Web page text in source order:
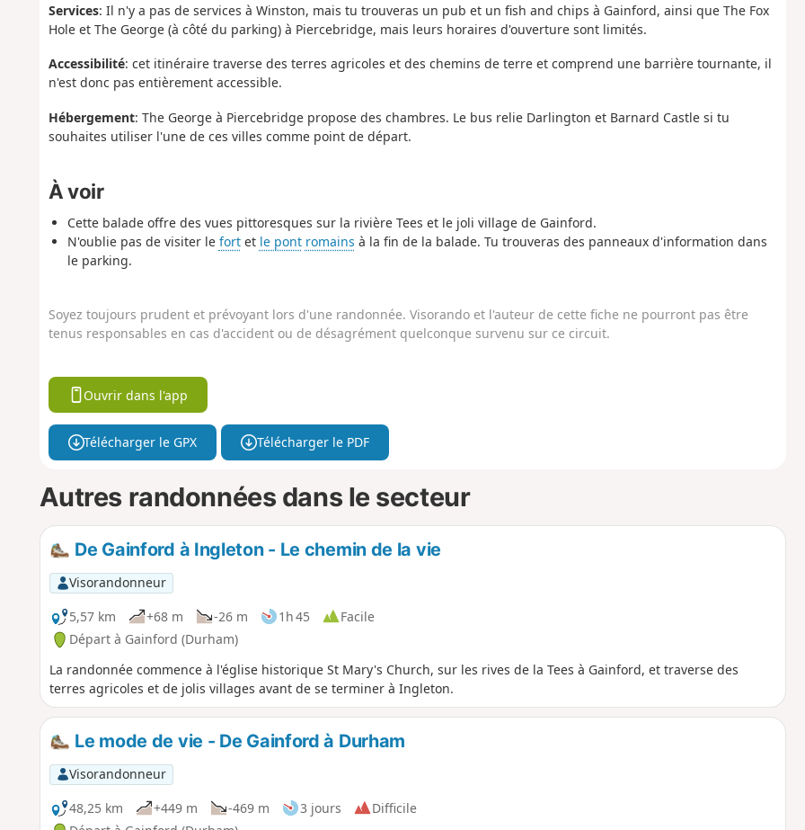
Services: Il n'y a pas de services à Winston, mais tu trouveras un pub et un fish and chips à Gainford, ainsi que The Fox
Hole et The George (à côté du parking) à Piercebridge, mais leurs horaires d'ouverture sont limités.
Accessibilité: cet itinéraire traverse des terres agricoles et des chemins de terre et comprend une barrière tournante, il
n'est donc pas entièrement accessible.
Hébergement: The George à Piercebridge propose des chambres. Le bus relie Darlington et Barnard Castle si tu
souhaites utiliser l'une de ces villes comme point de départ.
À voir
Cette balade offre des vues pittoresques sur la rivière Tees et le joli village de Gainford.
N'oublie pas de visiter le fortet le pont romains à la fin de la balade. Tu trouveras des panneaux d'information dans
le parking.
Soyez toujours prudent et prévoyant lors d'une randonnée. Visorando et l'auteur de cette fiche ne pourront pas être
tenus responsables en cas d'accident ou de désagrément quelconque survenu sur ce circuit.
Ouvrir dans l'app
Télécharger le GPX Télécharger le PDF
Autres randonnées dans le secteur
De Gainford à Ingleton - Le chemin de la vie
Visorandonneur
5,57 km
+68 m -26 m 1h 45
Facile
Départ à Gainford (Durham)
La randonnée commence à l'église historique St Mary's Church, sur les rives de la Tees à Gainford, et traverse des
terres agricoles et de jolis villages avant de se terminer à Ingleton.
Le mode de vie - De Gainford à Durham
Visorandonneur
48,25 km
+449 m -469 m 3 jours
Difficile